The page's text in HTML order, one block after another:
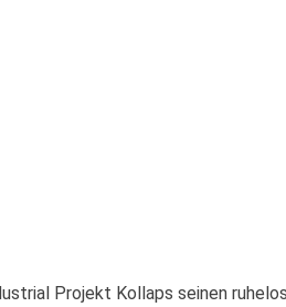
Projekt Kollaps seinen